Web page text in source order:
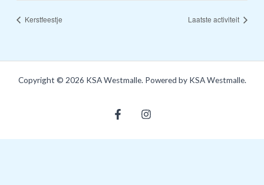
Kerstfeestje Laatste activiteit
Copyright © 2026 KSA Westmalle. Powered by KSA Westmalle.